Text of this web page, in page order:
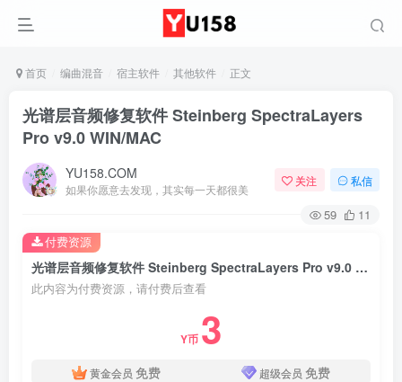
首页 编曲混音 宿主软件 其他软件 正文
光谱层音频修复软件 Steinberg SpectraLayers
Pro v9.0 WIN/MAC
YU158.COM
如果你愿意去发现，其实每一天都很美
关注 私信
59 11
光谱层音频修复软件 Steinberg SpectraLayers Pro v9.0 WIN/MAC
此内容为付费资源，请付费后查看
Y币 3
黄金会员 免费 超级会员 免费
付费资源